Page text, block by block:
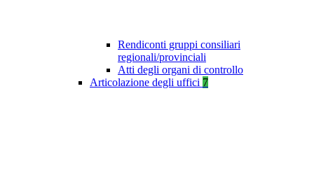
Rendiconti gruppi consiliari
regionali/provinciali
Atti degli organi di controllo
Articolazione degli uffici 7